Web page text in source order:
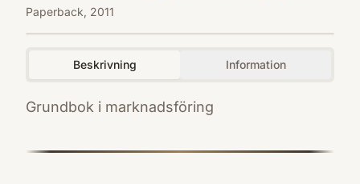
Paperback, 2011
Beskrivning Information
Grundbok i marknadsföring
9789144056180